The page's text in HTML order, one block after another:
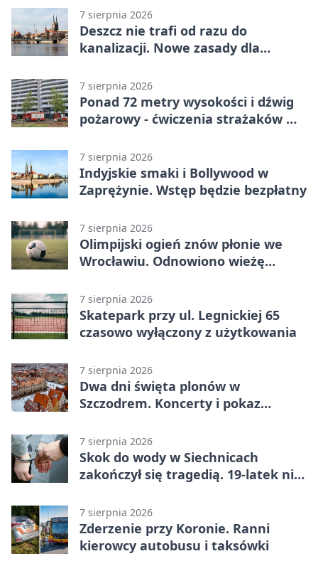
7 sierpnia 2026
Deszcz nie trafi od razu do
kanalizacji. Nowe zasady dla
7 sierpnia 2026
Ponad 72 metry wysokości i dźwig
pożarowy - ćwiczenia strażaków we
7 sierpnia 2026
Indyjskie smaki i Bollywood w
Zaprężynie. Wstęp będzie bezpłatny
7 sierpnia 2026
Olimpijski ogień znów płonie we
Wrocławiu. Odnowiono wieżę
7 sierpnia 2026
Skatepark przy ul. Legnickiej 65
czasowo wyłączony z użytkowania
7 sierpnia 2026
Dwa dni święta plonów w
Szczodrem. Koncerty i pokaz
7 sierpnia 2026
Skok do wody w Siechnicach
zakończył się tragedią. 19-latek nie
7 sierpnia 2026
Zderzenie przy Koronie. Ranni
kierowcy autobusu i taksówki